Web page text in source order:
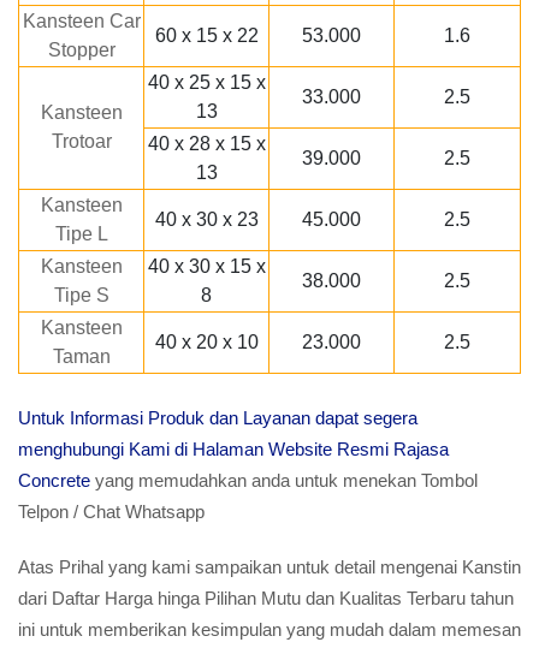
Kansteen Car
Stopper
60 x 15 x 22 53.000 1.6
Kansteen
Trotoar
40 x 25 x 15 x
13
33.000 2.5
40 x 28 x 15 x
13
39.000 2.5
Kansteen
Tipe L
40 x 30 x 23 45.000 2.5
Kansteen
Tipe S
40 x 30 x 15 x
8
38.000 2.5
Kansteen
Taman
40 x 20 x 10 23.000 2.5
Untuk Informasi Produk dan Layanan dapat segera
menghubungi Kami di Halaman Website Resmi Rajasa
Concrete yang memudahkan anda untuk menekan Tombol
Telpon / Chat Whatsapp
Atas Prihal yang kami sampaikan untuk detail mengenai Kanstin
dari Daftar Harga hinga Pilihan Mutu dan Kualitas Terbaru tahun
ini untuk memberikan kesimpulan yang mudah dalam memesan